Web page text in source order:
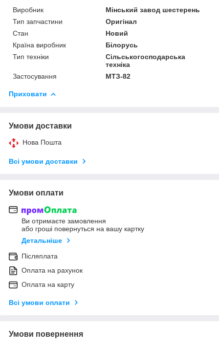
Виробник
Мінський завод шестерень
Тип запчастини
Оригінал
Стан
Новий
Країна виробник
Білорусь
Тип техніки
Сільськогосподарська
техніка
Застосування
МТЗ-82
Приховати
Умови доставки
Нова Пошта
Всі умови доставки
Умови оплати
Ви отримаєте замовлення
або гроші повернуться на вашу картку
Детальніше
Післяплата
Оплата на рахунок
Оплата на карту
Всі умови оплати
Умови повернення